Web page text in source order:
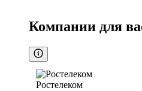
Компании для
Ростелеком